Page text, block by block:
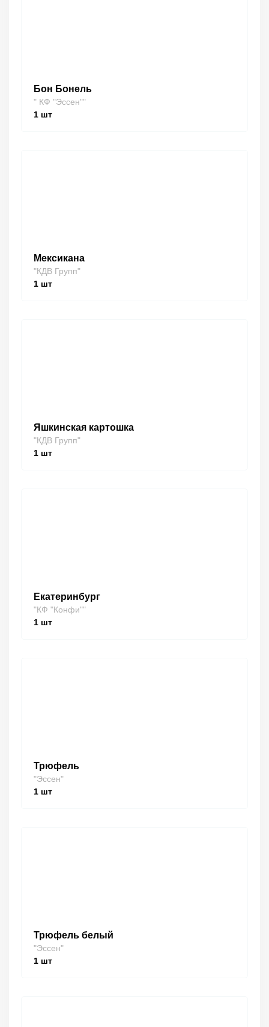
Бон Бонель
" КФ "Эссен""
1 шт
Мексикана
"КДВ Групп"
1 шт
Яшкинская картошка
"КДВ Групп"
1 шт
Екатеринбург
"КФ "Конфи""
1 шт
Трюфель
"Эссен"
1 шт
Трюфель белый
"Эссен"
1 шт